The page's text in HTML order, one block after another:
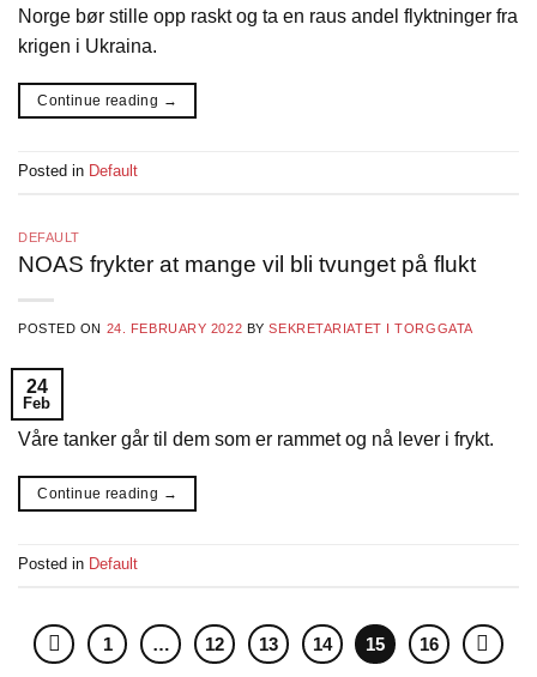
Norge bør stille opp raskt og ta en raus andel flyktninger fra
krigen i Ukraina.
Continue reading →
Posted in Default
DEFAULT
NOAS frykter at mange vil bli tvunget på flukt
POSTED ON 24. FEBRUARY 2022 BYSEKRETARIATET I TORGGATA
24
Feb
Våre tanker går til dem som er rammet og nå lever i frykt.
Continue reading →
Posted in Default
1 … 12 13 14 15 16